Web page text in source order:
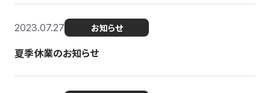
2023.07.27 お知らせ
夏季休業のお知らせ